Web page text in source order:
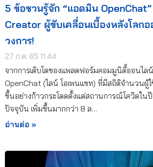
5 ข้อชวนรู้จัก “แอดมิน
Creator ผู้ขับเคลื่อนเบื้องหลังโลก
วงการ!
27 ก.ค. 65 11:44
จากการเติบโตของแพลตฟอร์มคอมมูนิตี้ออนไล
OpenChat (ไลน์ โอเพนแชท) ที่มีสถิติจำนวนผู้
ขึ้นอย่างก้าวกระโดดตั้งแต่สถานการณ์โควิดใน
ปัจจุบัน เพิ่มขึ้นมากกว่า 8 ล…
อ่านต่อ »